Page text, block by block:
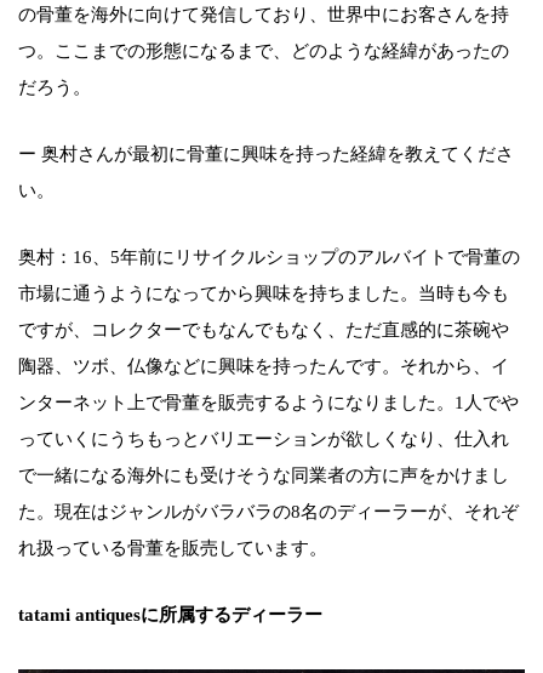
の骨董を海外に向けて発信しており、世界中にお客さんを持
つ。ここまでの形態になるまで、どのような経緯があったの
だろう。
ー 奥村さんが最初に骨董に興味を持った経緯を教えてくださ
い。
奥村：16、5年前にリサイクルショップのアルバイトで骨董の
市場に通うようになってから興味を持ちました。当時も今も
ですが、コレクターでもなんでもなく、ただ直感的に茶碗や
陶器、ツボ、仏像などに興味を持ったんです。それから、イ
ンターネット上で骨董を販売するようになりました。1人でや
っていくにうちもっとバリエーションが欲しくなり、仕入れ
で一緒になる海外にも受けそうな同業者の方に声をかけまし
た。現在はジャンルがバラバラの8名のディーラーが、それぞ
れ扱っている骨董を販売しています。
tatami antiquesに所属するディーラー